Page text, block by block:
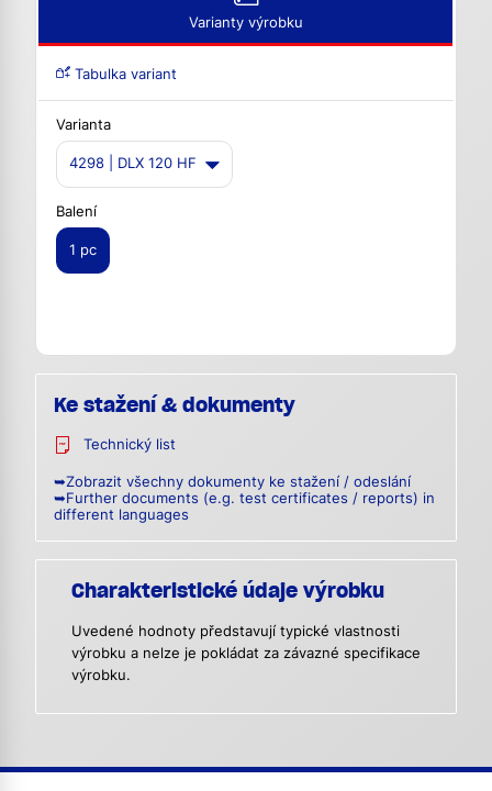
Varianty výrobku
Tabulka variant
Varianta
4298 | DLX 120 HF
Balení
1 pc
Ke stažení & dokumenty
Technický list
➥Zobrazit všechny dokumenty ke stažení / odeslání
➥Further documents (e.g. test certificates / reports) in
different languages
Charakteristické údaje výrobku
Uvedené hodnoty představují typické vlastnosti
výrobku a nelze je pokládat za závazné specifikace
výrobku.